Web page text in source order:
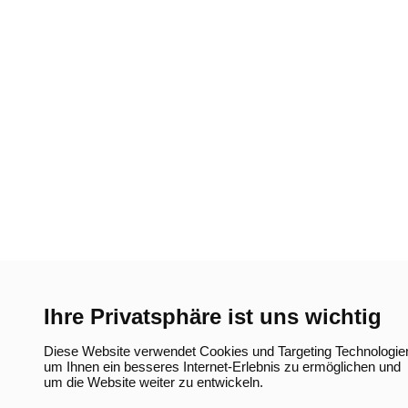
Ihre Privatsphäre ist uns wichtig
Diese Website verwendet Cookies und Targeting
um Ihnen ein besseres Internet-Erlebnis zu ermöglichen und
um die Website weiter zu entwickeln.